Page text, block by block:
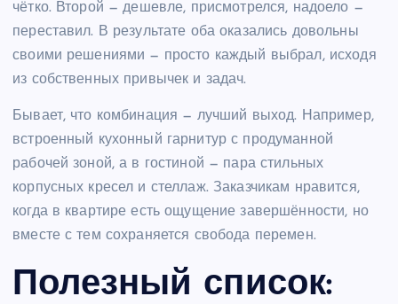
чётко. Второй — дешевле, присмотрелся, надоело —
переставил. В результате оба оказались довольны
своими решениями — просто каждый выбрал, исходя
из собственных привычек и задач.
Бывает, что комбинация — лучший выход. Например,
встроенный кухонный гарнитур с продуманной
рабочей зоной, а в гостиной — пара стильных
корпусных кресел и стеллаж. Заказчикам нравится,
когда в квартире есть ощущение завершённости, но
вместе с тем сохраняется свобода перемен.
Полезный список: